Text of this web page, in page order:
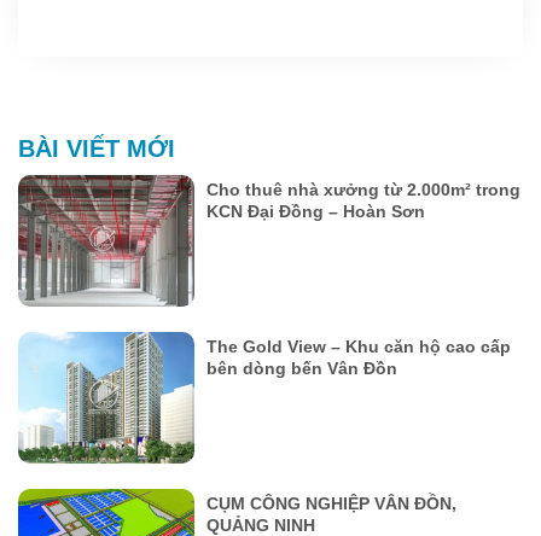
BÀI VIẾT MỚI
Cho thuê nhà xưởng từ 2.000m² trong
KCN Đại Đồng – Hoàn Sơn
The Gold View – Khu căn hộ cao cấp
bên dòng bến Vân Đồn
CỤM CÔNG NGHIỆP VÂN ĐỒN,
QUẢNG NINH